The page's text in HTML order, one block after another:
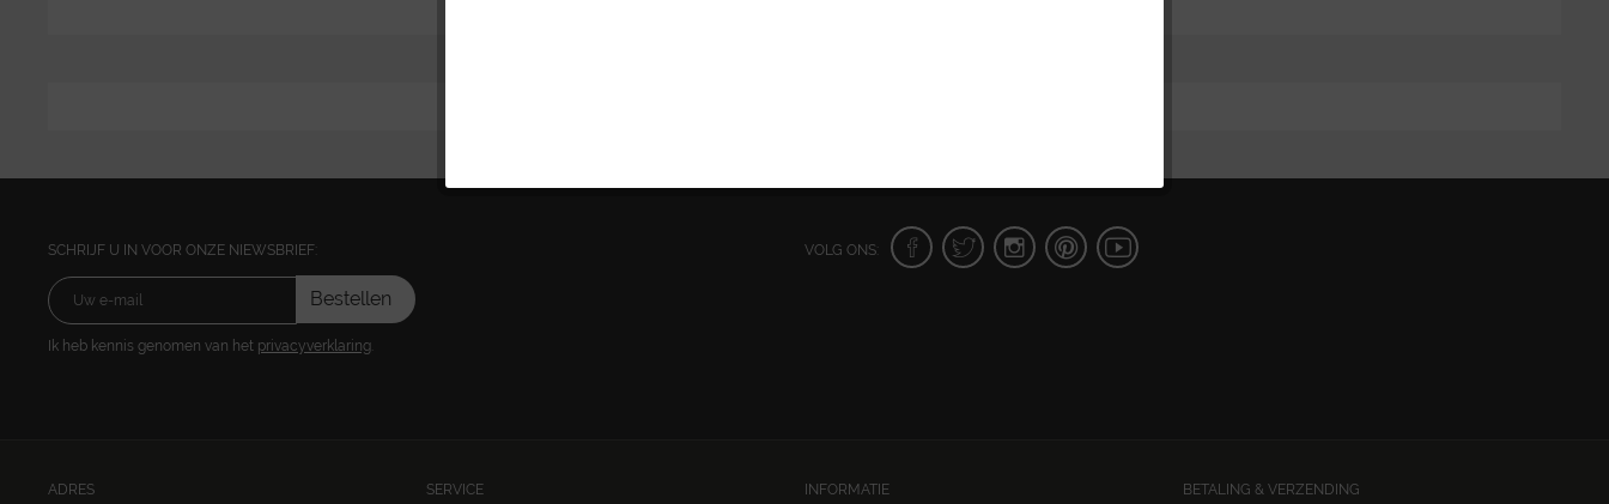
SCHRIJF U IN VOOR ONZE NIEWSBRIEF:
Bestellen
Ik heb kennis genomen van het privacyverklaring
VOLG ONS:
ADRES SERVICE INFORMATIE BETALING & VERZENDING